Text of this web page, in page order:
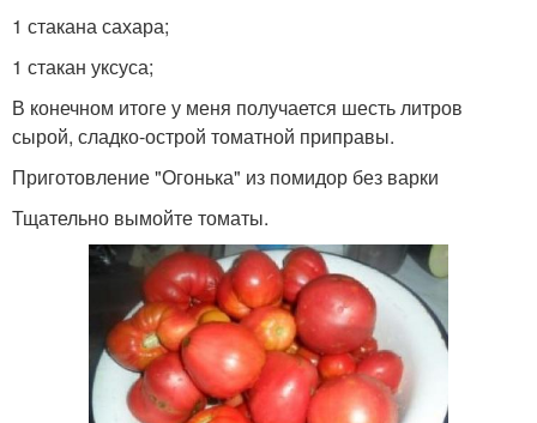
1 стакана сахара;
1 стакан уксуса;
В конечном итоге у меня получается шесть литров
сырой, сладко-острой томатной приправы.
Приготовление "Огонька" из помидор без варки
Тщательно вымойте томаты.